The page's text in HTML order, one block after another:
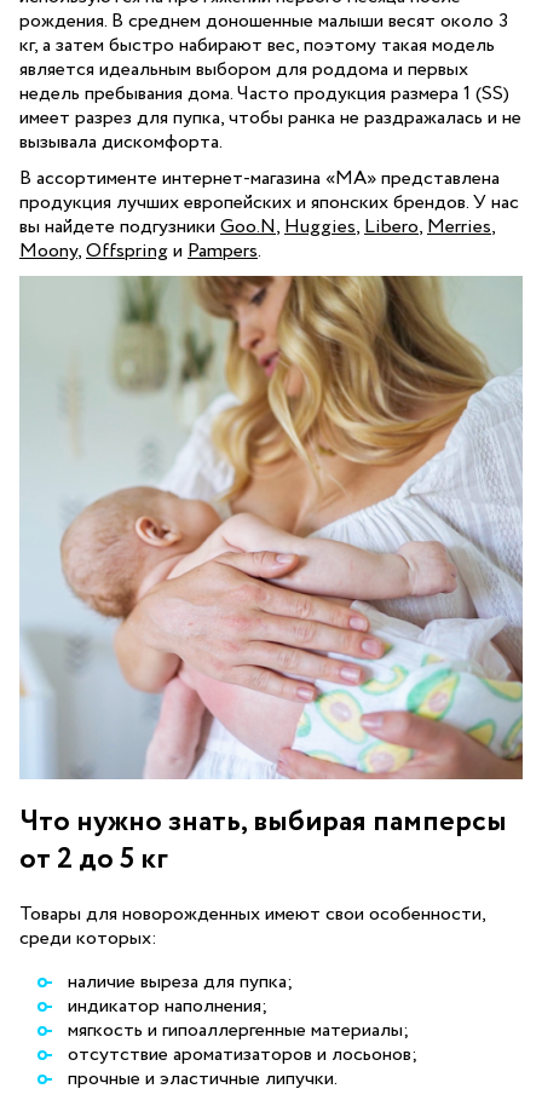
рождения. В среднем доношенные малыши весят около 3
кг, а затем быстро набирают вес, поэтому такая модель
является идеальным выбором для роддома и первых
недель пребывания дома. Часто продукция размера 1 (SS)
имеет разрез для пупка, чтобы ранка не раздражалась и не
вызывала дискомфорта.
В ассортименте интернет-магазина «МА» представлена
продукция лучших европейских и японских брендов. У нас
вы найдете подгузники Goo.N,Huggies,Libero,Merries,
Moony,Offspringи Pampers.
Что нужно знать, выбирая памперсы
от 2 до 5 кг
Товары для новорожденных имеют свои особенности,
среди которых:
наличие выреза для пупка;
индикатор наполнения;
мягкость и гипоаллергенные материалы;
отсутствие ароматизаторов и лосьонов;
прочные и эластичные липучки.